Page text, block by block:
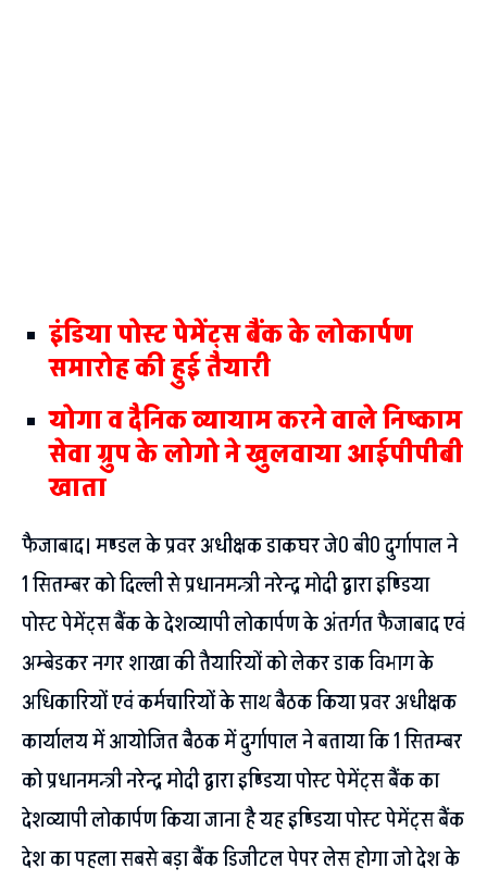
इंडिया पोस्ट पेमेंट्स बैंक के लोकार्पण
समारोह की हुई तैयारी
योगा व दैनिक व्यायाम करने वाले निष्काम
सेवा ग्रुप के लोगो ने खुलवाया आईपीपीबी
खाता
फैजाबाद। मण्डल के प्रवर अधीक्षक डाकघर जे0 बी0 दुर्गापाल ने
1 सितम्बर को दिल्ली से प्रधानमन्त्री नरेन्द्र मोदी द्वारा इण्डिया
पोस्ट पेमेंट्स बैंक के देशव्यापी लोकार्पण के अंतर्गत फैजाबाद एवं
अम्बेडकर नगर शाखा की तैयारियों को लेकर डाक विभाग के
अधिकारियों एवं कर्मचारियों के साथ बैठक किया प्रवर अधीक्षक
कार्यालय में आयोजित बैठक में दुर्गापाल ने बताया कि 1 सितम्बर
को प्रधानमन्त्री नरेन्द्र मोदी द्वारा इण्डिया पोस्ट पेमेंट्स बैंक का
देशव्यापी लोकार्पण किया जाना है यह इण्डिया पोस्ट पेमेंट्स बैंक
देश का पहला सबसे बड़ा बैंक डिजीटल पेपर लेस होगा जो देश के